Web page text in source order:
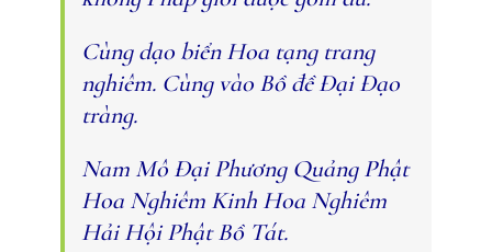
Cùng dạo biển Hoa tạng trang
nghiêm. Cùng vào Bồ đề Đại Đạo
tràng.
Nam Mô Đại Phương Quảng Phật
Hoa Nghiêm Kinh Hoa Nghiêm
Hải Hội Phật Bồ Tát.